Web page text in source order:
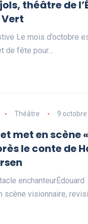
théâtre de
Le mois d’octobre
de fête pour…
Théâtre 9
met en scène «
le conte de
enchanteurÉdouard
scène visionnaire,